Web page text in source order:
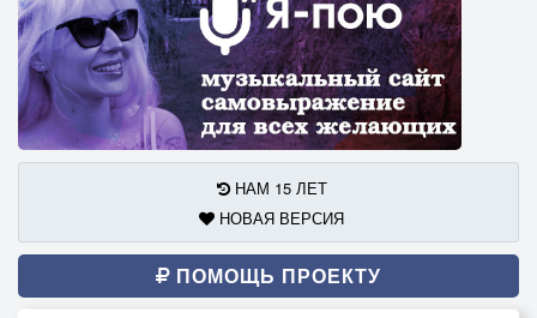
НАМ 15 ЛЕТ
НОВАЯ ВЕРСИЯ
ПОМОЩЬ ПРОЕКТУ